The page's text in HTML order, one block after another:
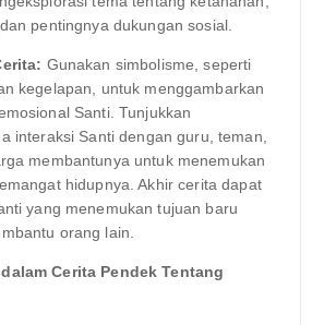
pentingnya dukungan sosial.
Gunakan simbolisme, seperti
kegelapan, untuk menggambarkan
Santi. Tunjukkan
interaksi Santi dengan guru, teman,
membantunya untuk menemukan
hidupnya. Akhir cerita dapat
yang menemukan tujuan baru
orang lain.
Cerita Pendek Tentang